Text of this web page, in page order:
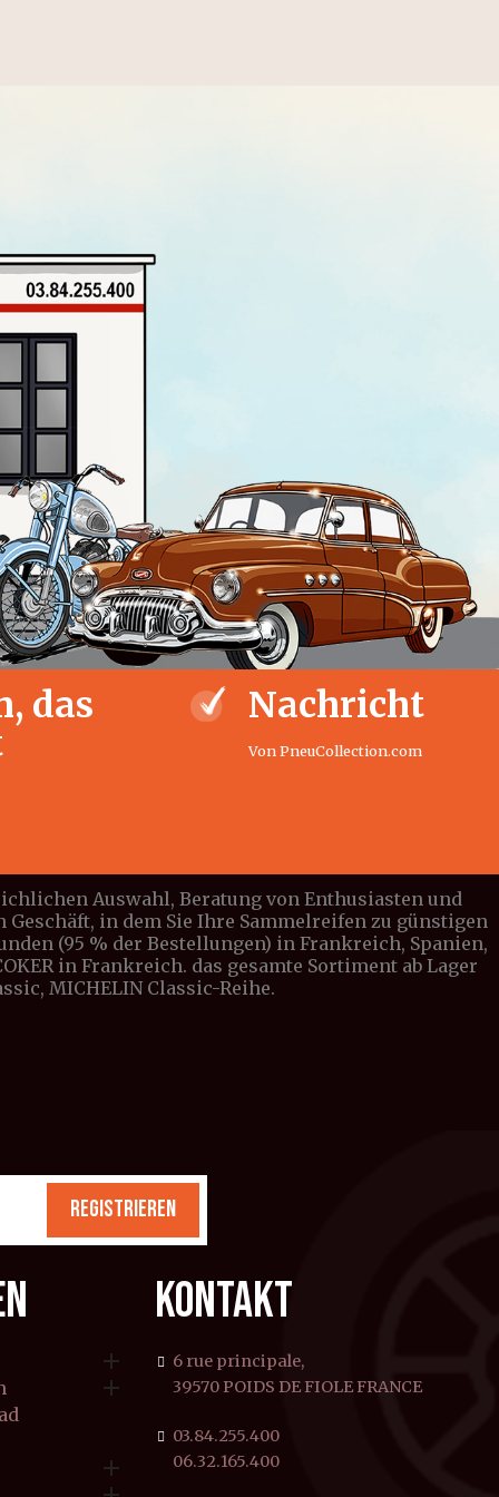
das
Nachricht
Von PneuCollection.com
Auswahl, Beratung von Enthusiasten und
in dem Sie Ihre Sammelreifen zu günstigen
(95 % der Bestellungen) in Frankreich, Spanien,
in Frankreich. das gesamte Sortiment ab Lager
MICHELIN Classic-Reihe.
REGISTRIEREN



KONTAKT
6 rue principale,
39570 POIDS DE FIOLE FRANCE
03.84.255.400
06.32.165.400